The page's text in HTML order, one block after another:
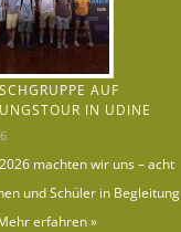
AUF
IN UDINE
machten wir uns – acht
und Schüler in Begleitung
erfahren »